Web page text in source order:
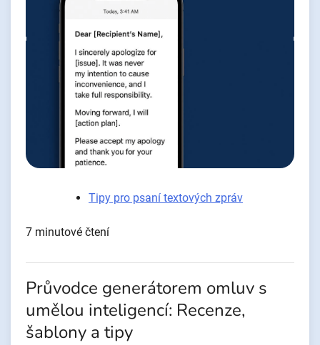
Tipy pro psaní textových zpráv
7 minutové čtení
Průvodce generátorem omluv s
umělou inteligencí: Recenze,
šablony a tipy